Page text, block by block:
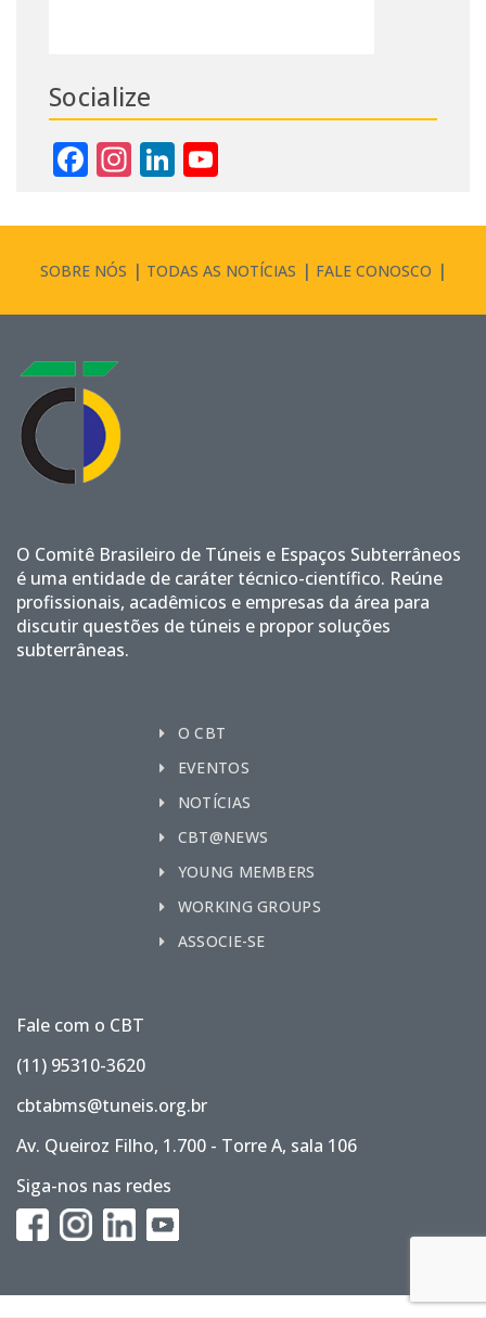
Socialize
Facebook
Instagram
LinkedIn
SOBRE NÓS TODAS AS NOTÍCIAS FALE CONOSCO
O Comitê Brasileiro de Túneis e Espaços Subterrâneos
é uma entidade de caráter técnico-científico. Reúne
profissionais, acadêmicos e empresas da área para
discutir questões de túneis e propor soluções
subterrâneas.
O CBT
EVENTOS
NOTÍCIAS
CBT@NEWS
YOUNG MEMBERS
WORKING GROUPS
ASSOCIE-SE
Fale com o CBT
(11) 95310-3620
cbtabms@tuneis.org.br
Av. Queiroz Filho, 1.700 - Torre A, sala 106
Siga-nos nas redes